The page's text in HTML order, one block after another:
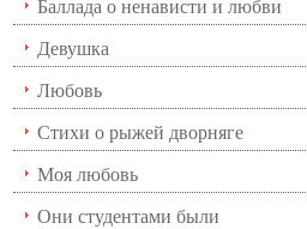
Баллада о ненависти и любви
Девушка
Любовь
Стихи о рыжей дворняге
Моя любовь
Они студентами были